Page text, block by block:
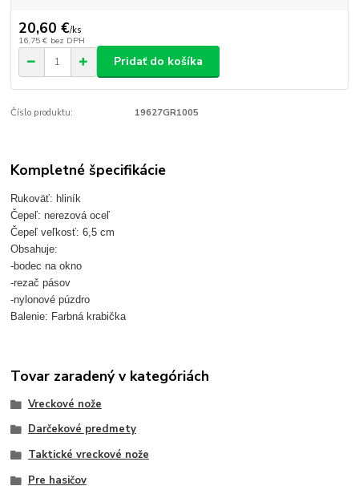
20,60 €/ks
16,75 € bez DPH
Pridať do košíka
Číslo produktu: 19627GR1005
Kompletné špecifikácie
Rukoväť: hliník
Čepeľ: nerezová oceľ
Čepeľ veľkosť: 6,5 cm
Obsahuje:
-bodec na okno
-rezač pásov
-nylonové púzdro
Balenie: Farbná krabička
Tovar zaradený v kategóriách
Vreckové nože
Darčekové predmety
Taktické vreckové nože
Pre hasičov